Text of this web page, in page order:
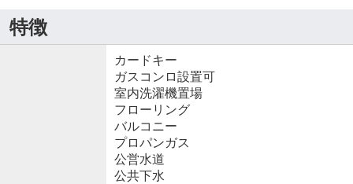
特徴
カードキー
ガスコンロ設置可
室内洗濯機置場
フローリング
バルコニー
プロパンガス
公営水道
公共下水